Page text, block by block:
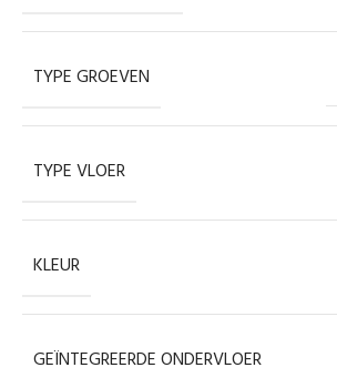
TYPE GROEVEN
TYPE VLOER
KLEUR
GEÏNTEGREERDE ONDERVLOER